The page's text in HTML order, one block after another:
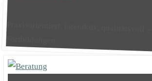
Praxisorientiert, interaktiv, qualitätsvoll –
Fortbildungen